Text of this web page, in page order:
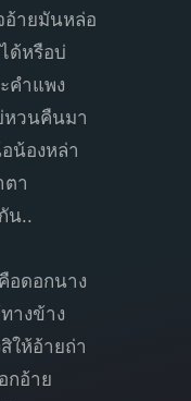
อ้ายมันหล่อ
ด้หรือบ่
คำแพง
หวนคืนมา
น้องหล่า
ตา
น..
อดอกนาง
างข้าง
ให้อ้ายถ่า
กอ้าย